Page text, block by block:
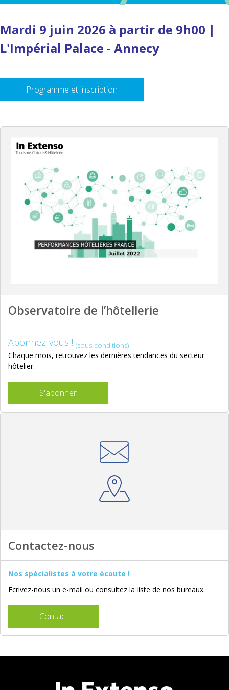
Mardi 9 juin 2026 à partir de 9h00 |
L'Impérial Palace - Annecy
Programme et inscription
Observatoire de l’hôtellerie
Abonnez-vous ! (sous conditions)
Chaque mois, retrouvez les dernières tendances du secteur
hôtelier.
S'abonner
Contactez-nous
Nos spécialistes à votre écoute !
Ecrivez-nous un e-mail ou consultez la liste de nos bureaux.
Contact